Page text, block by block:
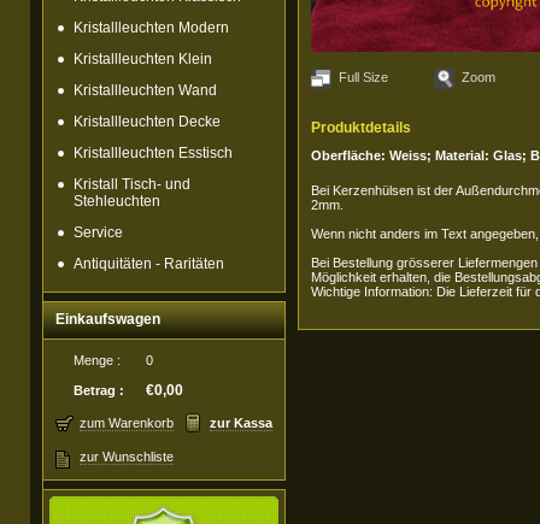
Kristallleuchten Modern
Kristallleuchten Klein
Kristallleuchten Wand
Kristallleuchten Decke
Kristallleuchten Esstisch
Kristall Tisch- und
Stehleuchten
Service
Antiquitäten - Raritäten
Einkaufswagen
Menge : 0
Betrag : €0,00
zum Warenkorb zur Kassa
zur Wunschliste
Full Size Zoom
Produktdetails
Oberfläche: Weiss; Material: Glas;
Bei Kerzenhülsen ist der
2mm.
Wenn nicht anders im Text
Bei Bestellung grösserer
Möglichkeit erhalten, die
Wichtige Information: Die Lieferzeit für